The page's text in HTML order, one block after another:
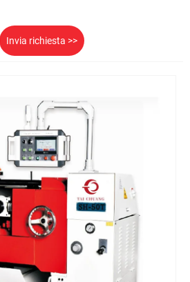
Invia richiesta >>